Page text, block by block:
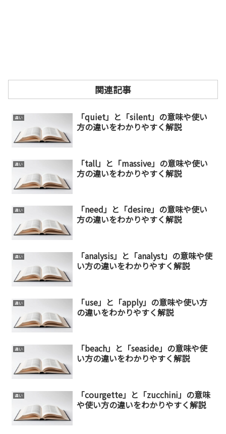
関連記事
違い
「quiet」と「silent」の意味や使い
方の違いをわかりやすく解説
違い
「tall」と「massive」の意味や使い
方の違いをわかりやすく解説
違い
「need」と「desire」の意味や使い
方の違いをわかりやすく解説
違い
「analysis」と「analyst」の意味や使
い方の違いをわかりやすく解説
違い
「use」と「apply」の意味や使い方
の違いをわかりやすく解説
違い
「beach」と「seaside」の意味や使
い方の違いをわかりやすく解説
違い
「courgette」と「zucchini」の意味
や使い方の違いをわかりやすく解説